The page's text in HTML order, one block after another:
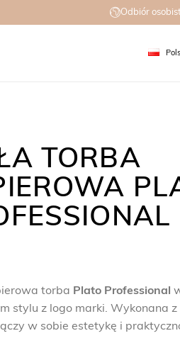
Odbiór
TORBA
torba Plato Professional
stylu z logo marki. Wykonana
w sobie estetykę i